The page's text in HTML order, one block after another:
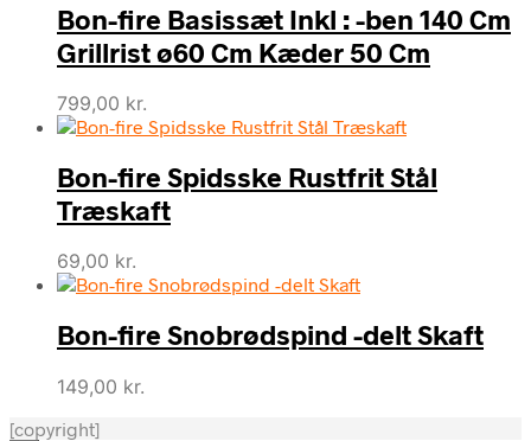
Bon-fire Basissæt Inkl : -ben 140 Cm
Grillrist ø60 Cm Kæder 50 Cm
799,00 kr.
Bon-fire Spidsske Rustfrit Stål
Træskaft
69,00 kr.
Bon-fire Snobrødspind -delt Skaft
149,00 kr.
[copyright]